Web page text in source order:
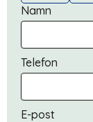
Namn
Telefon
E-post